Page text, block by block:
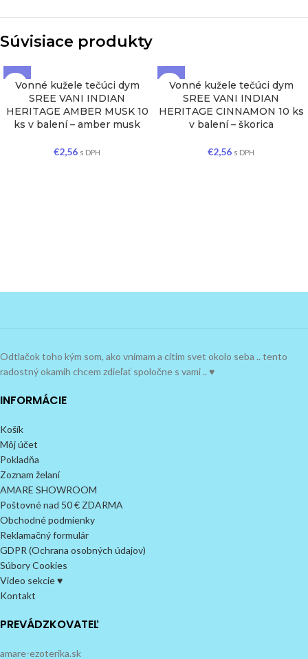
Súvisiace produkty
Vonné kužele tečúci dym
SREE VANI INDIAN
HERITAGE AMBER MUSK 10
ks v balení – amber musk
€2,56 s DPH
Vonné kužele tečúci dym
SREE VANI INDIAN
HERITAGE CINNAMON 10 ks
v balení – škorica
€2,56 s DPH
Odtlačok toho kým som, ako vnímam a cítim svet okolo seba .. tento
radostný okamih chcem zdieľať spoločne s vami .. ♥
INFORMÁCIE
Košík
Môj účet
Pokladňa
Zoznam želaní
AMARE SHOWROOM
Poštovné nad 50 € ZDARMA
Obchodné podmienky
Reklamačný formulár
GDPR (Ochrana osobných údajov)
Súbory Cookies
Video sekcie ♥
Kontakt
PREVÁDZKOVATEĽ
amare-ezoterika.sk